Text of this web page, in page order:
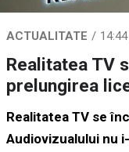
ACTUALITATE
Realitatea TV
prelungirea
Realitatea TV se
Audiovizualului nu